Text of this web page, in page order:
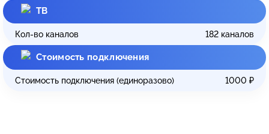
ТВ
Кол-во каналов 182 каналов
Стоимость подключения
Стоимость подключения (единоразово) 1000 ₽